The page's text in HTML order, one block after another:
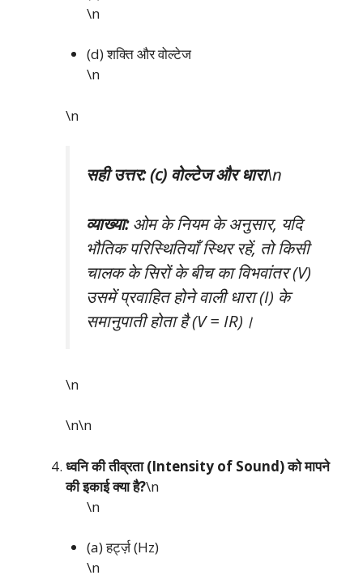
\n
(d) शक्ति और वोल्टेज
\n
\n
सही उत्तर: (c) वोल्टेज और धारा\n
व्याख्या:ओम के नियम के अनुसार, यदि
भौतिक परिस्थितियाँ स्थिर रहें, तो किसी
चालक के सिरों के बीच का विभवांतर (V)
उसमें प्रवाहित होने वाली धारा (I) के
समानुपाती होता है (V = IR)।
\n
\n\n
ध्वनि की तीव्रता (Intensity of Sound) को मापने
की इकाई क्या है?\n
\n
(a) हर्ट्ज़ (Hz)
\n